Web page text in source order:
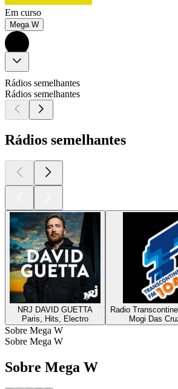
Em curso
Mega W
Rádios semelhantes
Rádios semelhantes
Rádios semelhantes
NRJ DAVID GUETTA
Paris, Hits, Electro
Radio
Mogi Das
Sobre Mega W
Sobre Mega W
Sobre Mega W